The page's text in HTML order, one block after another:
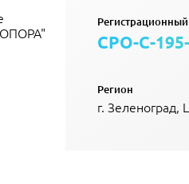
ОПОРА"
СРО-С-
Регион
г.